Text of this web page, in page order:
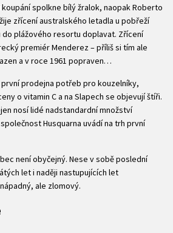
spolkne bílý žralok, naopak Roberto
zřícení australského letadla u pobřeží
plážového resortu doplavat. Zřícení
premiér Menderez – příliš si tím ale
a v roce 1961 popraven…
prodejna potřeb pro kouzelníky,
o vitamin C a na Slapech se objevují štíři.
nosí lidé nadstandardní množství
Husquarna uvádí na trh první
není obyčejný. Nese v sobě poslední
let i naději nastupujících let
ale zlomový.